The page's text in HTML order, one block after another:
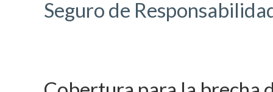
Seguro de